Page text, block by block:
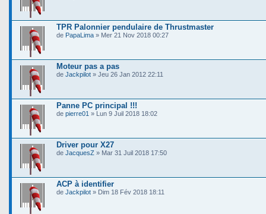
TPR Palonnier pendulaire de Thrustmaster
de PapaLima » Mer 21 Nov 2018 00:27
Moteur pas a pas
de Jackpilot » Jeu 26 Jan 2012 22:11
Panne PC principal !!!
de pierre01 » Lun 9 Juil 2018 18:02
Driver pour X27
de JacquesZ » Mar 31 Juil 2018 17:50
ACP à identifier
de Jackpilot » Dim 18 Fév 2018 18:11